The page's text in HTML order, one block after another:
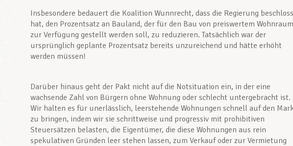
Insbesondere bedauert die Koalition Wunnrecht, dass die Regierung
hat, den Prozentsatz an Bauland, der für den Bau von preiswertem Wohnraum
zur Verfügung gestellt werden soll, zu reduzieren. Tatsächlich war der
ursprünglich geplante Prozentsatz bereits unzureichend und hätte erhöht
werden müssen!
Darüber hinaus geht der Pakt nicht auf die Notsituation ein, in der eine
wachsende Zahl von Bürgern ohne Wohnung oder schlecht untergebracht ist.
Wir halten es für unerlässlich, leerstehende Wohnungen schnell auf den
zu bringen, indem wir sie schrittweise und progressiv mit prohibitiven
Steuersätzen belasten, die Eigentümer, die diese Wohnungen aus rein
spekulativen Gründen leer stehen lassen, zum Verkauf oder zur Vermietung